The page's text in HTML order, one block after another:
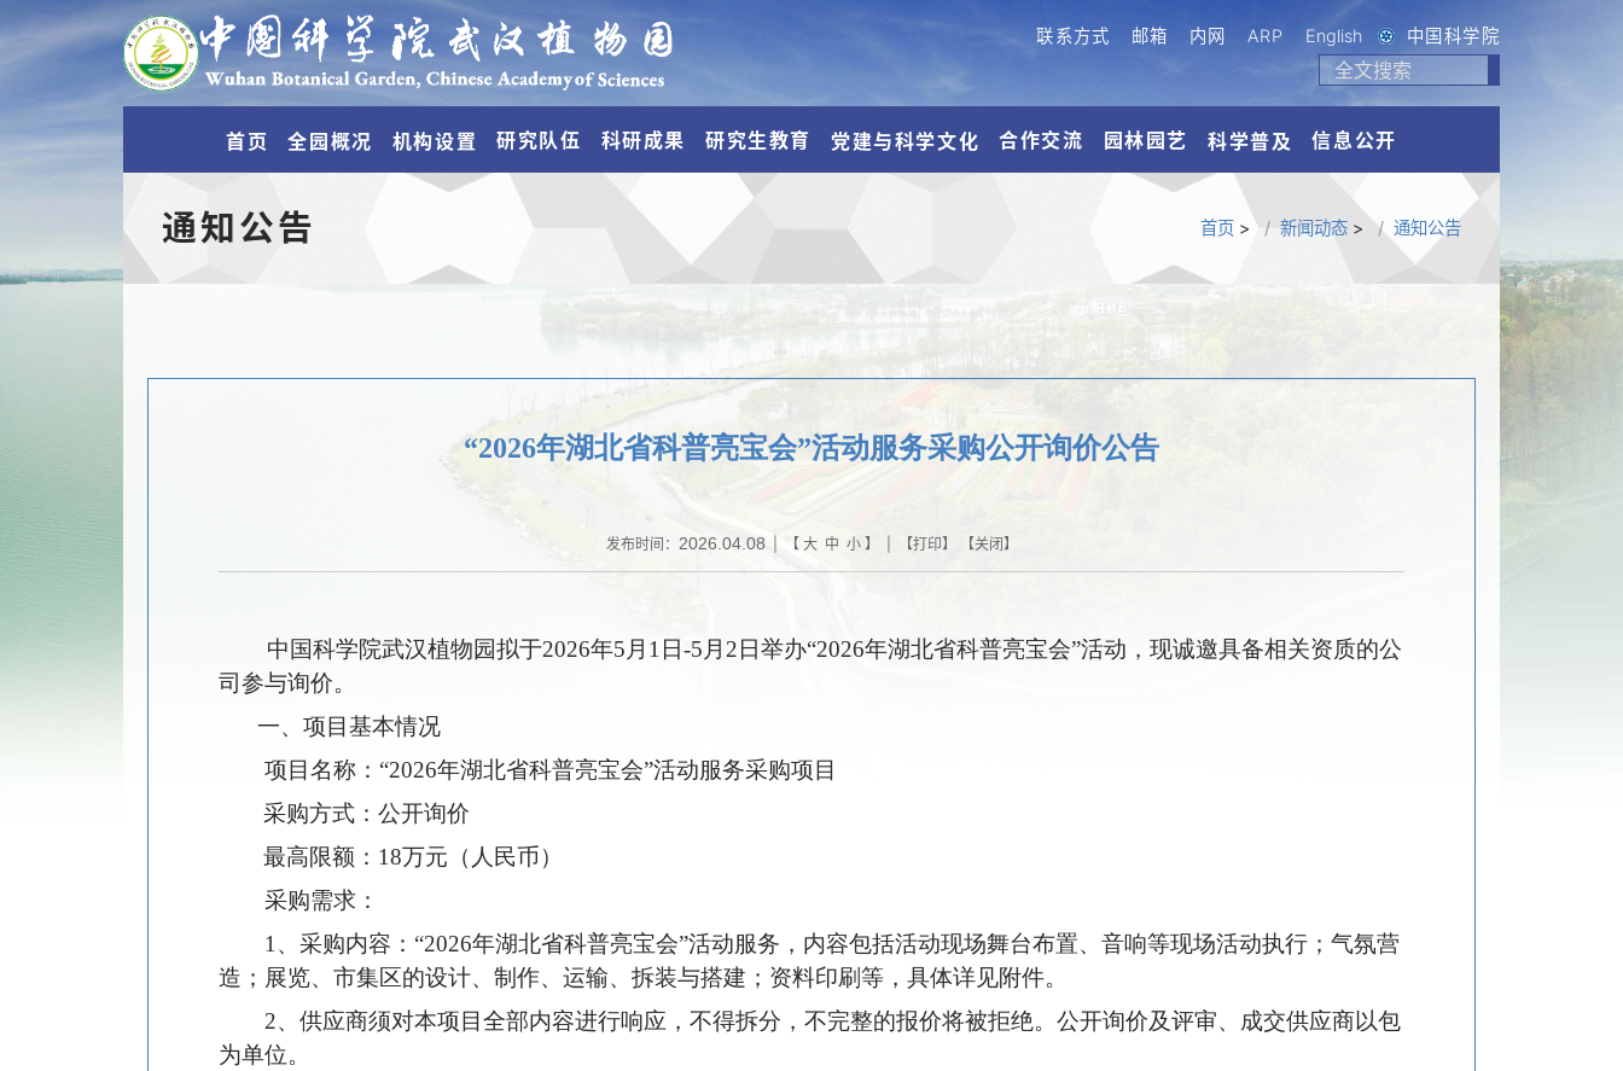
联系方式 邮箱 内网 ARP English 中国科学院
首页 全园概况 机构设置 研究队伍 科研成果 研究生教育 党建与科学文化 合作交流 园林园艺 科学普及 信息公开
通知公告 首页> 新闻动态> 通知公告
“2026年湖北省科普亮宝会”活动服务采购公开询价公告
发布时间： 2026.04.08| 【 大 中 小】 | 【打印】 【关闭】
中国科学院武汉植物园拟于2026年5月1日-5月2日举办“2026年湖北省科普亮宝会”活动，现诚邀具备相关资质的公
司参与询价。
一、项目基本情况
项目名称： “2026年湖北省科普亮宝会”活动服务采购项目
采购方式： 公开询价
最高限额： 18万元（人民币）
采购需求：
1、采购内容： “2026年湖北省科普亮宝会”活动服务，内容包括活动现场舞台布置、音响等现场活动执行；气氛营
造； 展览、市集区的设计、制作、运输、拆装与搭建；资料印刷等，具体详见附件。
2、供应商须对本项目全部内容进行响应，不得拆分，不完整的报价将被拒绝。 公开询价及评审、成交供应商以包
为单位。